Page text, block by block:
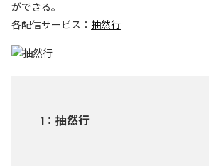
ができる。
各配信サービス： 抽然行
1 ： 抽然行